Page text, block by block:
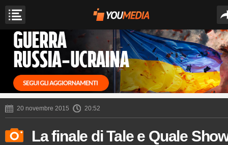
20 novembre 2015 20:52
La finale di Tale e Quale